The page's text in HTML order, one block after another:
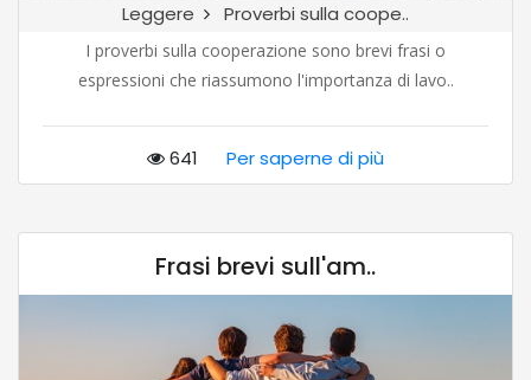
Leggere Proverbi sulla coope..
I proverbi sulla cooperazione sono brevi frasi o
espressioni che riassumono l'importanza di lavo..
641 Per saperne di più
Frasi brevi sull'am..